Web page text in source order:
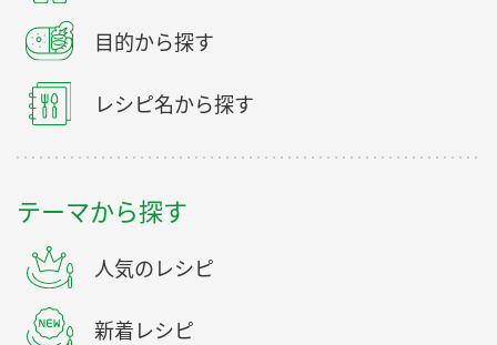
目的から探す
レシピ名から探す
テーマから探す
人気のレシピ
新着レシピ